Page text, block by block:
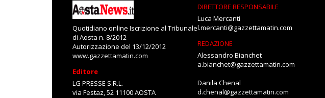
Quotidiano online Iscrizione al Tribunale
di Aosta n. 8/2012
Autorizzazione del 13/12/2012
www.gazzettamatin.com
Editore
LG PRESSE S.R.L.
via Festaz, 52 11100 AOSTA
DIRETTORE RESPONSABILE
Luca Mercanti
l.mercanti@gazzettamatin.com
REDAZIONE
Alessandro Bianchet
a.bianchet@gazzettamatin.com
Danila Chenal
d.chenal@gazzettamatin.com